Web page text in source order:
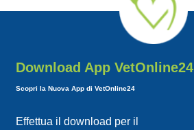
Download App VetOnline24
Scopri la Nuova App di VetOnline24
Effettua il download per il